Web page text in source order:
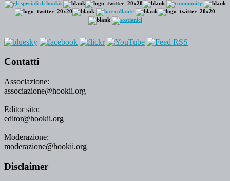
Contatti
Associazione:
associazione@hookii.org
Editor sito:
editor@hookii.org
Moderazione:
moderazione@hookii.org
Disclaimer